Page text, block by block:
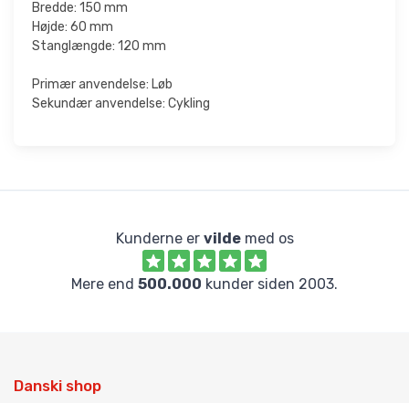
Bredde: 150 mm
Højde: 60 mm
Stanglængde: 120 mm
Primær anvendelse: Løb
Sekundær anvendelse: Cykling
Kunderne er vildemed os
Mere end 500.000 kunder siden 2003.
Danski shop